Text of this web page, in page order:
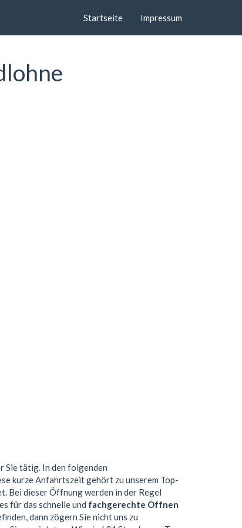
Startseite Impressum
Sie tätig. In den folgenden
kurze Anfahrtszeit gehört zu unserem Top-
Bei dieser Öffnung werden in der Regel
für das schnelle und fachgerechte Öffnen
dann zögern Sie nicht uns zu